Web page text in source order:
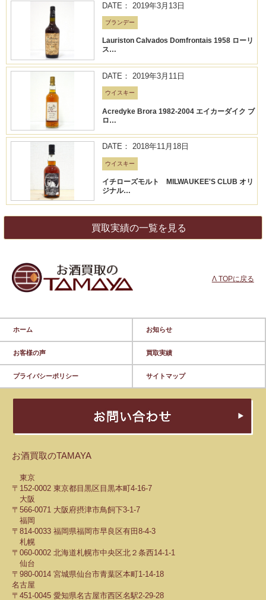
DATE： 2019年3月13日
ブランデー
Lauriston Calvados Domfrontais 1958 ローリ
ス…
DATE： 2019年3月11日
ウイスキー
Acredyke Brora 1982-2004 エイカーダイク ブ
ロ…
DATE： 2018年11月18日
ウイスキー
イチローズモルト MILWAUKEE'S CLUB オリ
ジナル…
買取実績の一覧を見る
Λ TOPに戻る
ホーム お知らせ
お客様の声 買取実績
プライバシーポリシー サイトマップ
お酒買取のTAMAYA
東京
〒152-0002 東京都目黒区目黒本町4-16-7
大阪
〒566-0071 大阪府摂津市鳥飼下3-1-7
福岡
〒814-0033 福岡県福岡市早良区有田8-4-3
札幌
〒060-0002 北海道札幌市中央区北２条西14-1-1
仙台
〒980-0014 宮城県仙台市青葉区本町1-14-18
名古屋
〒451-0045 愛知県名古屋市西区名駅2-29-28